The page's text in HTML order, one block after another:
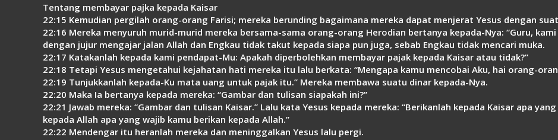
Tentang membayar pajka kepada Kaisar
22:15 Kemudian pergilah orang-orang Farisi; mereka berunding bagaimana mereka dapat menjerat Yesus dengan
22:16 Mereka menyuruh murid-murid mereka bersama-sama orang-orang Herodian bertanya kepada-Nya: “Guru,
dengan jujur mengajar jalan Allah dan Engkau tidak takut kepada siapa pun juga, sebab Engkau tidak mencari muka.
22:17 Katakanlah kepada kami pendapat-Mu: Apakah diperbolehkan membayar pajak kepada Kaisar atau tidak?”
22:18 Tetapi Yesus mengetahui kejahatan hati mereka itu lalu berkata: “Mengapa kamu mencobai Aku, hai orang-
22:19 Tunjukkanlah kepada-Ku mata uang untuk pajak itu.” Mereka membawa suatu dinar kepada-Nya.
22:20 Maka Ia bertanya kepada mereka: “Gambar dan tulisan siapakah ini?”
22:21 Jawab mereka: “Gambar dan tulisan Kaisar.” Lalu kata Yesus kepada mereka: “Berikanlah kepada Kaisar apa
kepada Allah apa yang wajib kamu berikan kepada Allah.”
22:22 Mendengar itu heranlah mereka dan meninggalkan Yesus lalu pergi.